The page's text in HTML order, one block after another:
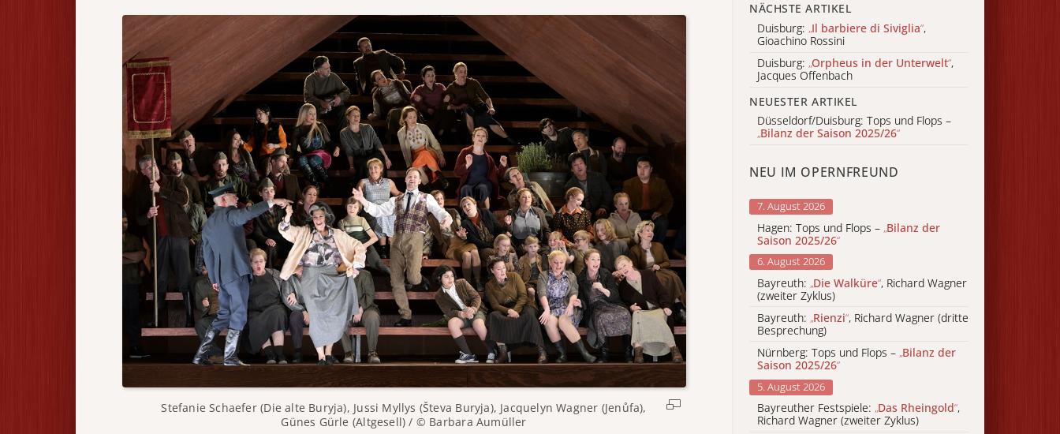
Stefanie Schaefer (Die alte Buryja), Jussi Myllys (Števa Buryja), Jacquelyn Wagner (Jenůfa),
Günes Gürle (Altgesell) / © Barbara Aumüller
NÄCHSTE ARTIKEL
Duisburg: „Il barbiere di Siviglia“,
Gioachino Rossini
Duisburg: „Orpheus in der Unterwelt“,
Jacques Offenbach
NEUESTER ARTIKEL
Düsseldorf/Duisburg: Tops und Flops –
„Bilanz der Saison 2025/26“
NEU IM OPERNFREUND
7. August 2026
Hagen: Tops und Flops – „Bilanz der
Saison 2025/26“
6. August 2026
Bayreuth: „Die Walküre“, Richard Wagner
(zweiter Zyklus)
Bayreuth: „Rienzi“, Richard Wagner (dritte
Besprechung)
Nürnberg: Tops und Flops – „Bilanz der
Saison 2025/26“
5. August 2026
Bayreuther Festspiele: „Das Rheingold“,
Richard Wagner (zweiter Zyklus)